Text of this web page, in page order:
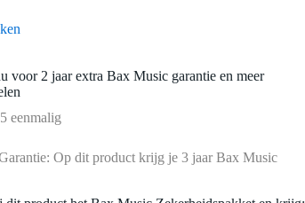
voor 2 jaar extra Bax Music garantie en meer
eenmalig
Op dit product krijg je 3 jaar Bax Music